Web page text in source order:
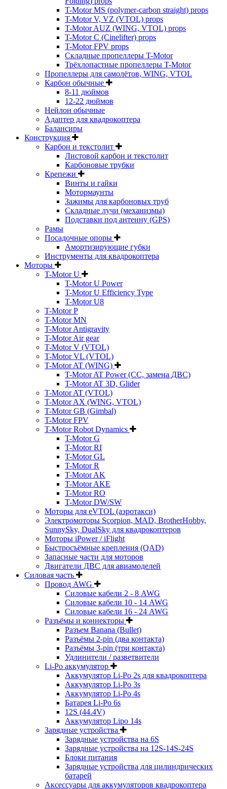
T-Motor MS (polymer-carbon straight) props
T-Motor V, VZ (VTOL) props
T-Motor AUZ (WING, VTOL) props
T-Motor C (Cinelifter) props
T-Motor FPV props
Складные пропеллеры T-Motor
Трёхлопастные пропеллеры T-Motor
Пропеллеры для самолётов, WING, VTOL
Карбон обычные
8-11 дюймов
12-22 дюймов
Нейлон обычные
Адаптер для квадрокоптера
Балансиры
Конструкция
Карбон и текстолит
Листовой карбон и текстолит
Карбоновые трубки
Крепежи
Винты и гайки
Мотормаунты
Зажимы для карбоновых труб
Складные лучи (механизмы)
Подставки под антенну (GPS)
Рамы
Посадочные опоры
Амортизирующие губки
Инструменты для квадрокоптера
Моторы
T-Motor U
T-Motor U Power
T-Motor U Efficiency Type
T-Motor U8
T-Motor P
T-Motor MN
T-Motor Antigravity
T-Motor Air gear
T-Motor V (VTOL)
T-Motor VL (VTOL)
T-Motor AT (WING)
T-Motor AT Power (CC, замена ДВС)
T-Motor AT 3D, Glider
T-Motor AT (VTOL)
T-Motor AX (WING, VTOL)
T-Motor GB (Gimbal)
T-Motor FPV
T-Motor Robot Dynamics
T-Motor G
T-Motor RI
T-Motor GL
T-Motor R
T-Motor AK
T-Motor AKE
T-Motor RO
T-Motor DW/SW
Моторы для eVTOL (аэротакси)
Электромоторы Scorpion, MAD, BrotherHobby,
SunnySky, DualSky для квадрокоптеров
Моторы iPower / iFlight
Быстросъёмные крепления (QAD)
Запасные части для моторов
Двигатели ДВС для авиамоделей
Силовая часть
Провод AWG
Силовые кабели 2 - 8 AWG
Силовые кабели 10 - 14 AWG
Силовые кабели 16 - 24 AWG
Разъёмы и коннекторы
Разъем Banana (Bullet)
Разъёмы 2-pin (два контакта)
Разъёмы 3-pin (три контакта)
Удлинители / разветвители
Li-Po аккумулятор
Аккумулятор Li-Po 2s для квадрокоптера
Аккумулятор Li-Po 3s
Аккумулятор Li-Po 4s
Батарея Li-Po 6s
12S (44.4V)
Аккумулятор Lipo 14s
Зарядные устройства
Зарядные устройства на 6S
Зарядные устройства на 12S-14S-24S
Блоки питания
Зарядные устройства для цилиндрических
батарей
Аксессуары для аккумуляторов квадрокоптера